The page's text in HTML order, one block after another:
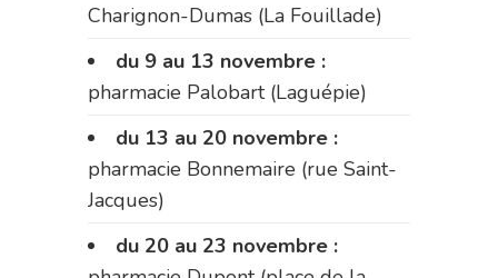
Charignon-Dumas (La Fouillade)
du 9 au 13 novembre :
pharmacie Palobart (Laguépie)
du 13 au 20 novembre :
pharmacie Bonnemaire (rue Saint-
Jacques)
du 20 au 23 novembre :